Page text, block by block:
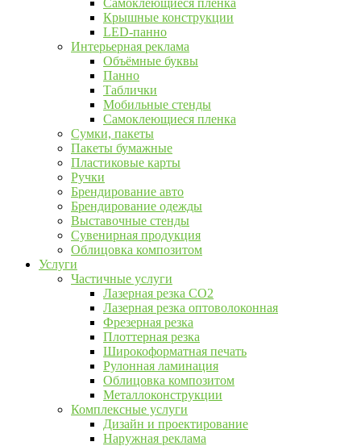
Самоклеющиеся пленка
Крышные конструкции
LED-панно
Интерьерная реклама
Объёмные буквы
Панно
Таблички
Мобильные стенды
Самоклеющиеся пленка
Сумки, пакеты
Пакеты бумажные
Пластиковые карты
Ручки
Брендирование авто
Брендирование одежды
Выставочные стенды
Сувенирная продукция
Облицовка композитом
Услуги
Частичные услуги
Лазерная резка CO2
Лазерная резка оптоволоконная
Фрезерная резка
Плоттерная резка
Широкоформатная печать
Рулонная ламинация
Облицовка композитом
Металлоконструкции
Комплексные услуги
Дизайн и проектирование
Наружная реклама